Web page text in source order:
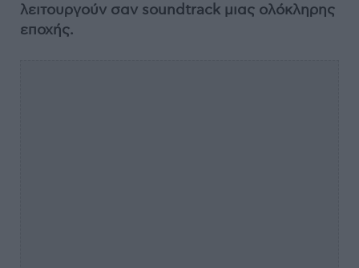
λειτουργούν σαν soundtrack μιας ολόκληρης
εποχής.